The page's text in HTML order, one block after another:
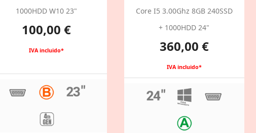
1000HDD W10 23"
Precio
100,00 €
IVA incluido*
Core I5 3.00Ghz 8GB 240SSD
+ 1000HDD 24"
Precio
360,00 €
IVA incluido*